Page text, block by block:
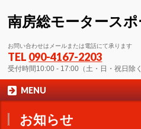
南房総モータース
お問い合わせはメールまたは電話にて承ります
TEL 090-4167-2203
受付時間10:00 - 17:00（土・日・祝日除く
MENU
お知らせ